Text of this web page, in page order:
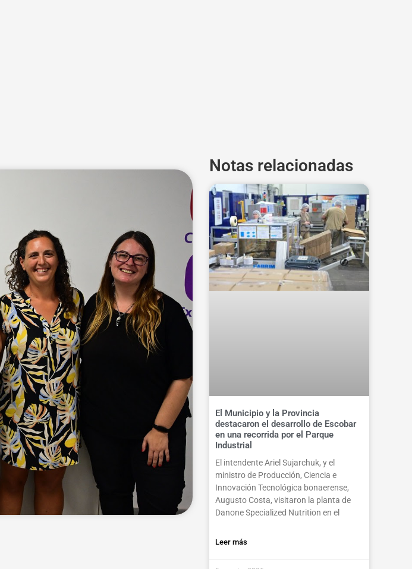
Notas relacionadas
El Municipio y la Provincia
destacaron el desarrollo de Escobar
en una recorrida por el Parque
Industrial
El intendente Ariel Sujarchuk, y el
ministro de Producción, Ciencia e
Innovación Tecnológica bonaerense,
Augusto Costa, visitaron la planta de
Danone Specialized Nutrition en el
Leer más